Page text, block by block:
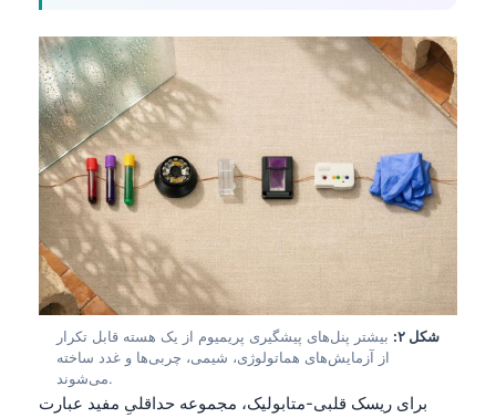
شکل ۲:
بیشتر پنل‌های پیشگیری پریمیوم از یک هسته قابل تکرار
از آزمایش‌های هماتولوژی، شیمی، چربی‌ها و غدد ساخته
می‌شوند.
برای ریسک قلبی-متابولیک، مجموعه حداقلیِ مفید عبارت